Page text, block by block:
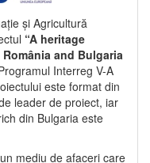
și Agricultură
“A heritage
and Bulgaria
Interreg V-A
este format din
leader de proiect, iar
din Bulgaria este
mediu de afaceri care